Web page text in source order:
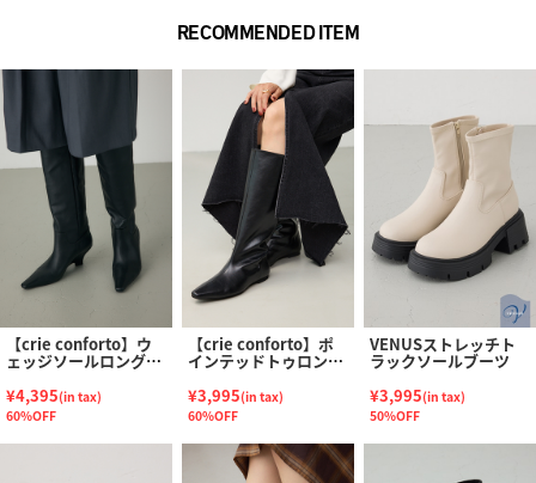
RECOMMENDED ITEM
【crie conforto】ウ
ェッジソールロングブ
ーツ
¥4,395(in tax)
60%OFF
【crie conforto】ポ
インテッドトゥロング
ブーツ
¥3,995(in tax)
60%OFF
VENUSストレッチト
ラックソールブーツ
¥3,995(in tax)
50%OFF